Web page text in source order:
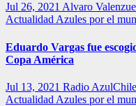
Jul 26, 2021 Alvaro
Actualidad Azules por el
Eduardo Vargas fue
Copa América
Jul 13, 2021 Radio AzulChile
Actualidad Azules por el